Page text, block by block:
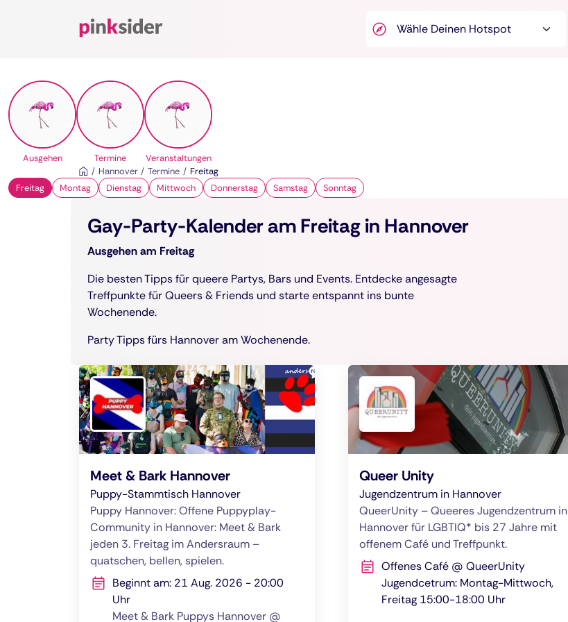
Pinksider
Ausgehen Termine
Veranstaltungen
Hannover
Termine
Freitag
Freitag
Montag Dienstag Mittwoch Donnerstag Samstag Sonntag
Gay-Party-Kalender am Freitag in Hannover
Ausgehen am Freitag
Die besten Tipps für queere Partys, Bars und Events. Entdecke angesagte
Treffpunkte für Queers & Friends und starte entspannt ins bunte
Wochenende.
Party Tipps fürs Hannover am Wochenende.
Meet & Bark Hannover
Puppy-Stammtisch Hannover
Puppy Hannover: Offene Puppyplay-
Community in Hannover: Meet & Bark
jeden 3. Freitag im Andersraum –
quatschen, bellen, spielen.
Beginnt am: 21 Aug. 2026 - 20:00
Uhr
Meet & Bark Puppys Hannover @
Queer Unity
Jugendzentrum in Hannover
QueerUnity – Queeres Jugendzentrum in
Hannover für LGBTIQ* bis 27 Jahre mit
offenem Café und Treffpunkt.
Offenes Café @ QueerUnity
Jugendcetrum: Montag-Mittwoch,
Freitag 15:00-18:00 Uhr